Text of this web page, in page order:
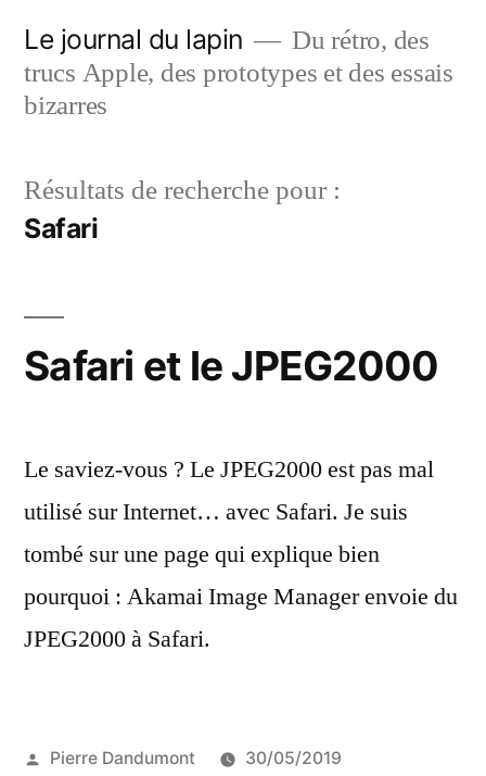
contenu
Le journal du lapin
Du rétro, des
trucs Apple, des prototypes et des essais
bizarres
Résultats de recherche pour :
Safari
Safari et le JPEG2000
Le saviez-vous ? Le JPEG2000 est pas mal
utilisé sur Internet… avec Safari. Je suis
tombé sur une page qui explique bien
pourquoi : Akamai Image Manager envoie du
JPEG2000 à Safari.
Publié
Pierre Dandumont
30/05/2019